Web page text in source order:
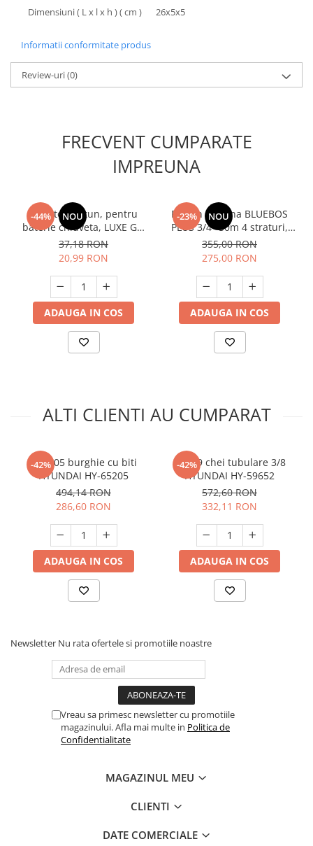
Pirostrii & Arzatoare
Radiatoare
Sobe pe gaz & electrice
Suflante Frunze
Unelte Gradinarit
Ventilatoare & Sisteme Racire
Aparate de aer conditionat
Ventilatoare
Zootehnie
Foarfeci tuns oi
Incubatoare oua
Dimensiuni ( L x l x h ) ( cm )
26x5x5
Informatii conformitate produs
Review-uri(0)
FRECVENT CUMPARATE
IMPREUNA
-44% NOU
Adaptor furtun, pentru
baterie chiuveta, LUXE GX,
Gardex 403406
37,18 RON
20,99 RON
ADAUGA IN COS
-23% NOU
Furtun gradina BLUEBOS
PLUS 3/4" 50m 4 straturi,
clasa 3 rezistenta, insertie,
GF-2119
355,00 RON
275,00 RON
ADAUGA IN COS
ALTI CLIENTI AU CUMPARAT
-42%
Set 205 burghie cu biti
HYUNDAI HY-65205
494,14 RON
286,60 RON
ADAUGA IN COS
-42%
Set 29 chei tubulare 3/8
HYUNDAI HY-59652
572,60 RON
332,11 RON
ADAUGA IN COS
Newsletter Nu rata ofertele si promotiile noastre
Vreau sa primesc newsletter cu promotiile
magazinului. Afla mai multe in Politica de
Confidentialitate
MAGAZINUL MEU
CLIENTI
DATE COMERCIALE